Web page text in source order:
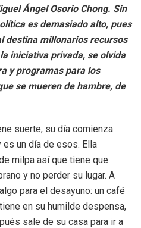
Ángel Osorio Chong. Sin
es demasiado alto, pues
destina millonarios recursos
iniciativa privada, se olvida
y programas para los
se mueren de hambre, de
suerte, su día comienza
es un día de esos. Ella
milpa así que tiene que
y no perder su lugar. A
para el desayuno: un café
en su humilde despensa,
sale de su casa para ir a